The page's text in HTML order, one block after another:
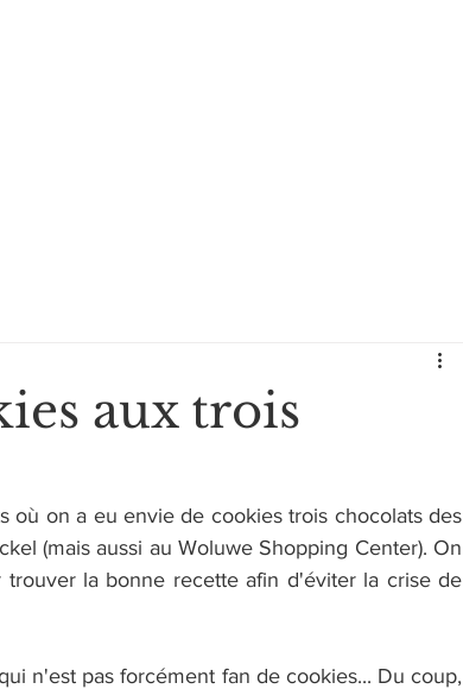
aux trois
où on a eu envie de cookies trois chocolats des
(mais aussi au Woluwe Shopping Center). On
la bonne recette afin d'éviter la crise de
n'est pas forcément fan de cookies... Du coup,